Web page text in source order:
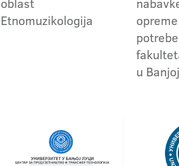
Etnomuzikologija
u